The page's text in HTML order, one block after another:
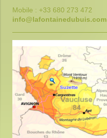
Mobile : +33 680 273 472
info@lafontainedubuis.com